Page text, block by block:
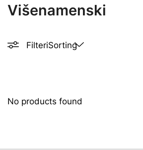
Višenamenski
FilteriSorting
No products found